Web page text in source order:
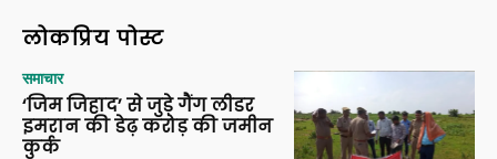
लोकप्रिय पोस्ट
समाचार
‘जिम जिहाद’ से जुड़े गैंग लीडर
इमरान की डेढ़ करोड़ की जमीन
कुर्क